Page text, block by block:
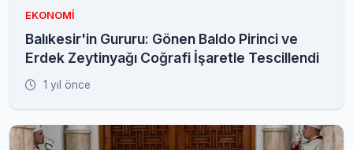
EKONOMI
Balıkesir'in Gururu: Gönen Baldo Pirinci ve
Erdek Zeytinyağı Coğrafi İşaretle Tescillendi
1 yıl önce